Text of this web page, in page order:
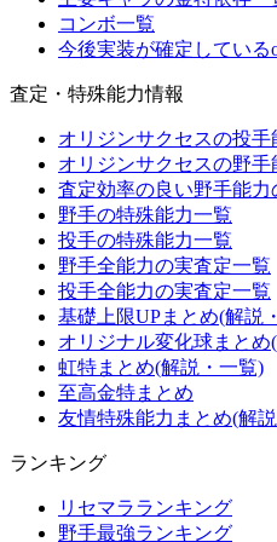
コンボ一覧
今後実装が確定してい
査定・特殊能力情報
オリジンサクセスの投
オリジンサクセスの野
査定効率の良い野手能力
野手の特殊能力一覧
投手の特殊能力一覧
野手全能力の実査定一覧
投手全能力の実査定一覧
基礎上限UPまとめ(解説
オリジナル変化球まと
虹特まとめ(解説・一覧)
至高金特まとめ
友情特殊能力まとめ(解
ランキング
リセマラランキング
野手最強ランキング